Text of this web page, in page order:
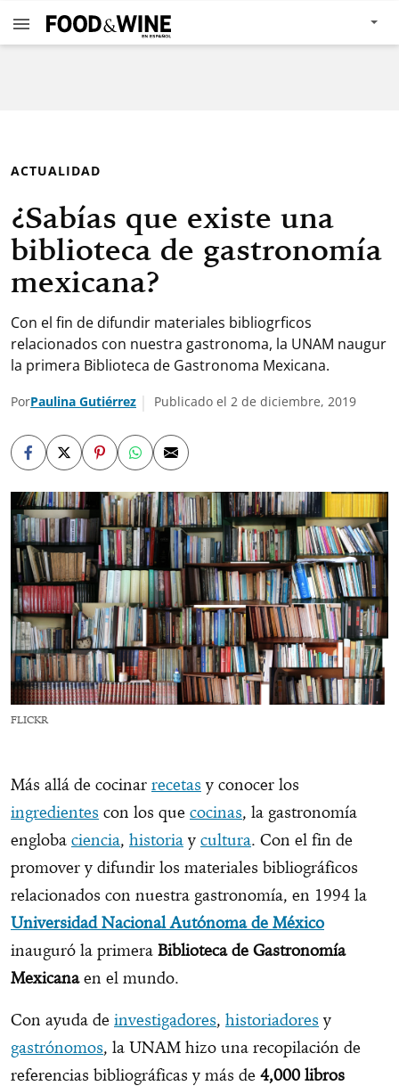
ACTUALIDAD
¿Sabías que existe una
biblioteca de gastronomía
mexicana?
Con el fin de difundir materiales bibliogrficos
relacionados con nuestra gastronoma, la UNAM naugur
la primera Biblioteca de Gastronoma Mexicana.
PorPaulina Gutiérrez Publicado el 2 de diciembre, 2019
FLICKR
Más allá de cocinar recetas y conocer los
ingredientes con los que cocinas, la gastronomía
engloba ciencia, historia y cultura. Con el fin de
promover y difundir los materiales bibliográficos
relacionados con nuestra gastronomía, en 1994 la
Universidad Nacional Autónoma de México
inauguró la primera Biblioteca de Gastronomía
Mexicanaen el mundo.
Con ayuda de investigadores, historiadores y
gastrónomos, la UNAM hizo una recopilación de
referencias bibliográficas y más de 4,000 libros